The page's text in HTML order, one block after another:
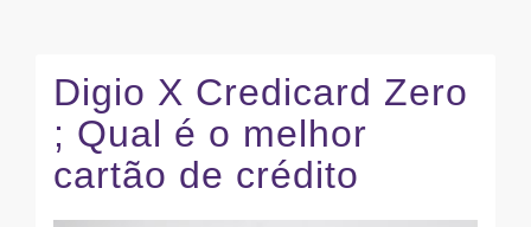
Digio X Credicard Zero
; Qual é o melhor
cartão de crédito